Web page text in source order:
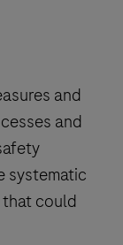
and
and
systematic
could